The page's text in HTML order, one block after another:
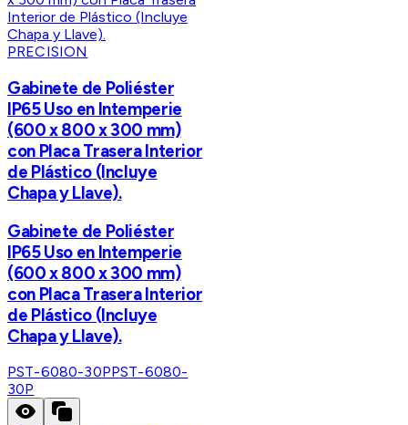
PRECISION
Gabinete de Poliéster
IP65 Uso en Intemperie
(600 x 800 x 300 mm)
con Placa Trasera Interior
de Plástico (Incluye
Chapa y Llave).
Gabinete de Poliéster
IP65 Uso en Intemperie
(600 x 800 x 300 mm)
con Placa Trasera Interior
de Plástico (Incluye
Chapa y Llave).
PST-6080-30PPST-6080-
30P